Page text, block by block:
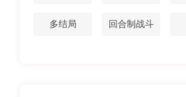
多结局 回合制战斗